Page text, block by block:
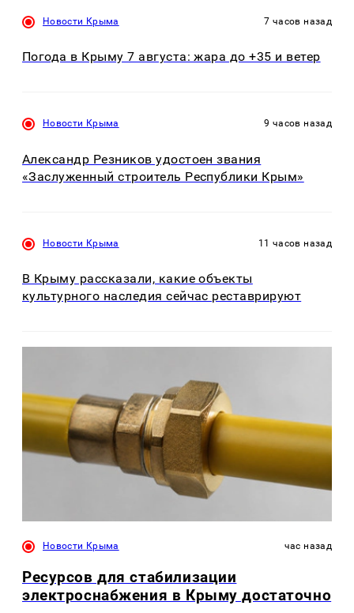
Новости Крыма 7 часов назад
Погода в Крыму 7 августа: жара до +35 и ветер
Новости Крыма 9 часов назад
Александр Резников удостоен звания
«Заслуженный строитель Республики Крым»
Новости Крыма 11 часов назад
В Крыму рассказали, какие объекты
культурного наследия сейчас реставрируют
Новости Крыма час назад
Ресурсов для стабилизации
электроснабжения в Крыму достаточно